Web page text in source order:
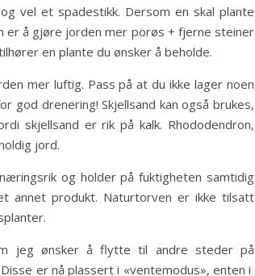
vel et spadestikk. Dersom en skal plante
er å gjøre jorden mer porøs + fjerne steiner
en plante du ønsker å beholde.
mer luftig. Pass på at du ikke lager noen
god drenering! Skjellsand kan også brukes,
skjellsand er rik på kalk. Rhododendron,
jord.
og holder på fuktigheten samtidig
annet produkt. Naturtorven er ikke tilsatt
jeg ønsker å flytte til andre steder på
er nå plassert i «ventemodus», enten i